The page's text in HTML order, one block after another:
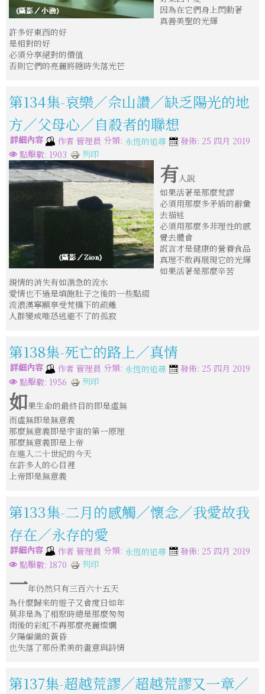
因為在它們身上閃動著
真善美聖的光輝
許多好東西的好
是相對的好
必須分享絕對的價值
否則它們的亮麗將隨時失落光芒
第134集-哀樂／佘山讚／缺乏陽光的地
方／父母心／自殺者的聯想
詳細內容 作者 管理員 分類: 永恆的追尋
發佈: 25 四月 2019
點擊數: 1903
列印
有人說
如果活著是那麼荒謬
必須用那麼多矛盾的辭彙
去描述
必須用那麼多非理性的感
覺去體會
謊言才是健康的營養食品
真理不敢再展現它的光輝
如果活著是那麼辛苦
親情的消失有如湍急的流水
愛情也不過是填飽肚子之後的一些點綴
流浪漢寧願享受荒橋下的疏離
人群變成唯恐逃避不了的孤寂
第138集-死亡的路上／真情
詳細內容 作者 管理員 分類: 永恆的追尋
發佈: 25 四月 2019
點擊數: 1956
列印
如果生命的最終目的即是虛無
而虛無即是無意義
那麼無意義即是宇宙的第一原理
那麼無意義即是上帝
在進入二十世紀的今天
在許多人的心目裡
上帝即是無意義
第133集-二月的感觸／懷念／我愛故我
存在／永存的愛
詳細內容 作者 管理員 分類: 永恆的追尋
發佈: 25 四月 2019
點擊數: 1870
列印
一年仍然只有三百六十五天
為什麼歸來的遊子又會度日如年
莫非是為了相聚時總是那麼匆匆
雨後的彩虹不再那麼亮麗燦爛
夕陽編織的黃昏
也失落了那份柔美的畫意與詩情
第137集-超越荒謬／超越荒謬又一章／